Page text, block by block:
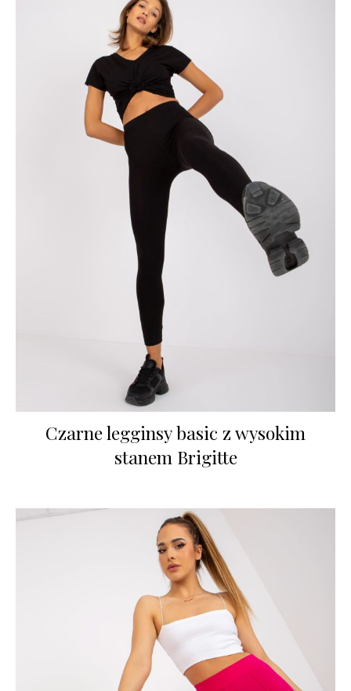
Czarne legginsy basic z wysokim
stanem Brigitte